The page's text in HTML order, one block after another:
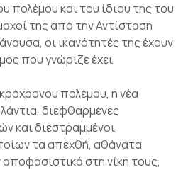
πολέμου και του ίδιου της του
της από την Αντίσταση
οι ικανότητές της έχουν
που γνώριζε έχει
πολέμου, η νέα
διεφθαρμένες
και διεστραμμένοι
τα απεχθή, αθάνατα
στη νίκη τους,